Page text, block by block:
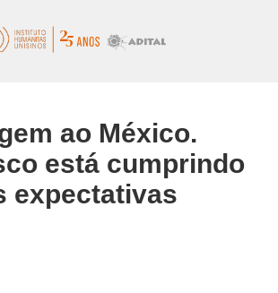
ao México.
está cumprindo
expectativas